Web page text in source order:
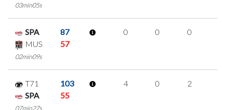
03min05s
SPA
87
MUS
57
02min09s
0 0 0
T71
103
SPA
55
07min27s
4 0 2